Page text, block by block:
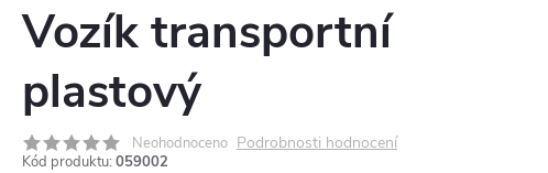
Vozík transportní
plastový
Neohodnoceno Podrobnosti hodnocení
Kód produktu: 059002